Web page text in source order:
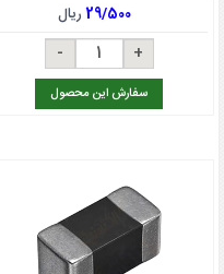
29/500ریال
سفارش این محصول